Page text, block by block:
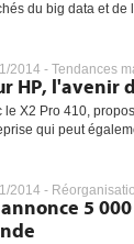
du big data et de
2014 - Tendances
HP, l'avenir
le X2 Pro 410,
qui peut
2014 -
annonce 5